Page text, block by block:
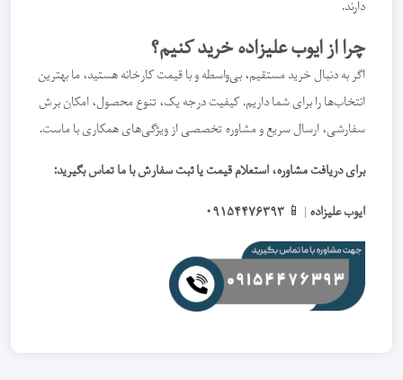
دارند.
چرا از ایوب علیزاده خرید کنیم؟
اگر به دنبال خرید مستقیم، بی‌واسطه و با قیمت کارخانه هستید، ما بهترین
انتخاب‌ها را برای شما داریم. کیفیت درجه یک، تنوع محصول، امکان برش
سفارشی، ارسال سریع و مشاوره تخصصی از ویژگی‌های همکاری با ماست.
برای دریافت مشاوره، استعلام قیمت یا ثبت سفارش با ما تماس بگیرید:
ایوب علیزاده | 📱 ۰۹۱۵۴۴۷۶۳۹۳